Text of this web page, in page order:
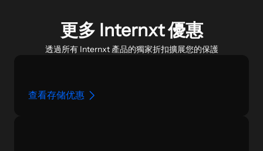
更多 Internxt 優惠
透過所有 Internxt 產品的獨家折扣擴展您的保護
查看存储优惠